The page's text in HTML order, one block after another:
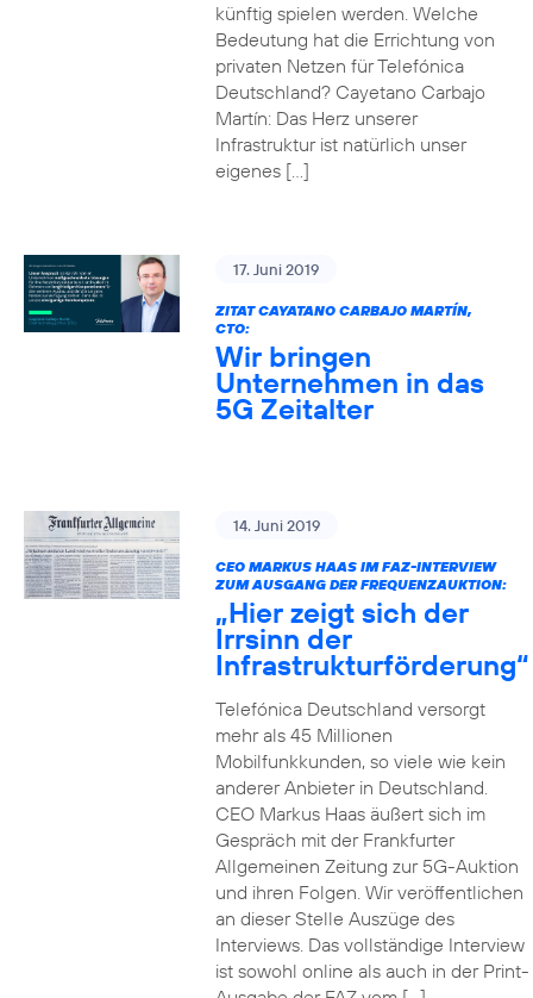
künftig spielen werden. Welche
Bedeutung hat die Errichtung von
privaten Netzen für Telefónica
Deutschland? Cayetano Carbajo
Martín: Das Herz unserer
Infrastruktur ist natürlich unser
eigenes […]
17. Juni 2019
ZITAT CAYATANO CARBAJO MARTÍN,
CTO:
Wir bringen
Unternehmen in das
5G Zeitalter
14. Juni 2019
CEO MARKUS HAAS IM FAZ-INTERVIEW
ZUM AUSGANG DER FREQUENZAUKTION:
„Hier zeigt sich der
Irrsinn der
Infrastrukturförderung“
Telefónica Deutschland versorgt
mehr als 45 Millionen
Mobilfunkkunden, so viele wie kein
anderer Anbieter in Deutschland.
CEO Markus Haas äußert sich im
Gespräch mit der Frankfurter
Allgemeinen Zeitung zur 5G-Auktion
und ihren Folgen. Wir veröffentlichen
an dieser Stelle Auszüge des
Interviews. Das vollständige Interview
ist sowohl online als auch in der Print-